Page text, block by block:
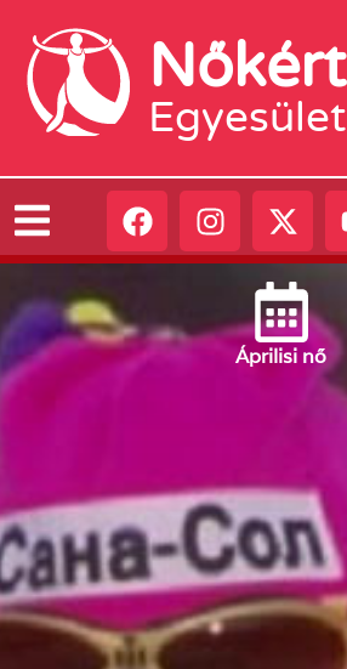
Nőkért
Egyesület
Áprilisi nő